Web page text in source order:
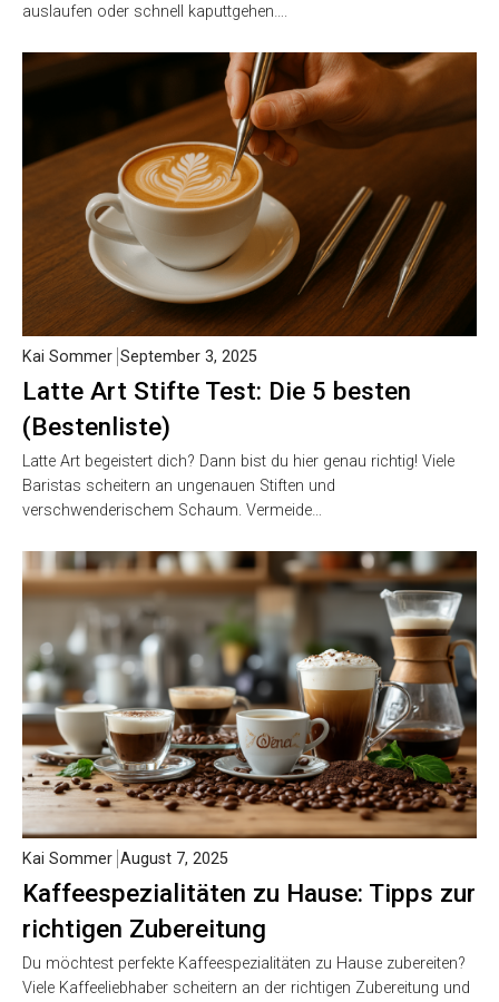
auslaufen oder schnell kaputtgehen….
Latte Art Stifte Test: Die 5 besten
(Bestenliste)
Kai Sommer September 3, 2025
Latte Art begeistert dich? Dann bist du hier genau richtig! Viele
Baristas scheitern an ungenauen Stiften und
verschwenderischem Schaum. Vermeide…
Kaffeespezialitäten zu Hause: Tipps zur
richtigen Zubereitung
Kai Sommer August 7, 2025
Du möchtest perfekte Kaffeespezialitäten zu Hause zubereiten?
Viele Kaffeeliebhaber scheitern an der richtigen Zubereitung und